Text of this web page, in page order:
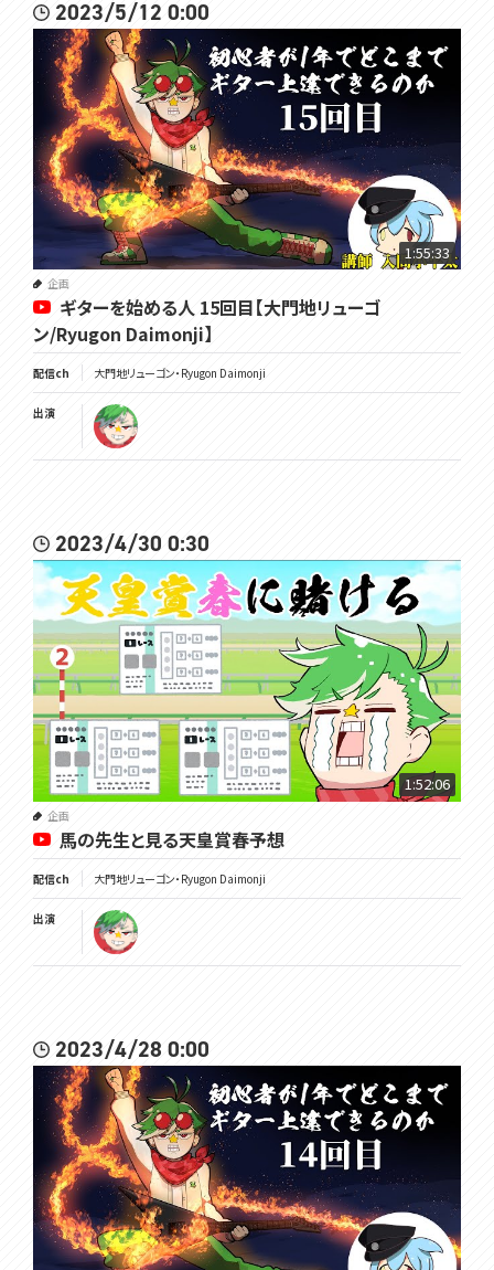
2023/5/12 0:00
1:55:33
企画
ギターを始める人 15回目【大門地リューゴ
ン/Ryugon Daimonji】
配信ch 大門地リューゴン・Ryugon Daimonji
出演
2023/4/30 0:30
1:52:06
企画
馬の先生と見る天皇賞春予想
配信ch 大門地リューゴン・Ryugon Daimonji
出演
2023/4/28 0:00